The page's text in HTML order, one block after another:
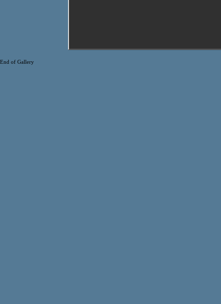
End of Gallery